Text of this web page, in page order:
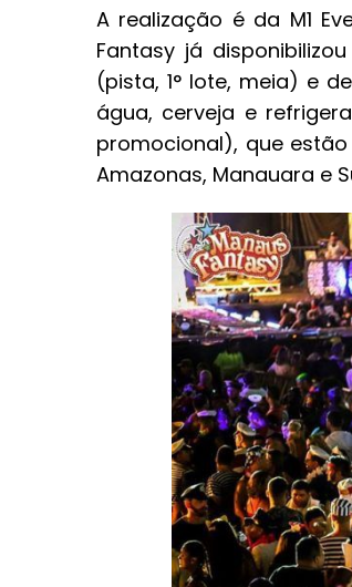
A realização é da M1
Fantasy já
(pista, 1° lote, meia) e
água, cerveja e
promocional), que
Amazonas, Manauara e